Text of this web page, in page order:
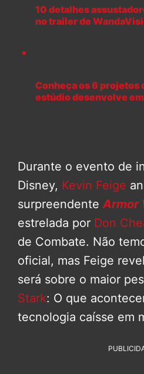
10 detalhes
no trailer de
Conheça os 6 projetos
estúdio desenvolve
Durante o evento de
Disney, Kevin Feige
surpreendente Armor
estrelada por Don
de Combate. Não
oficial, mas Feige
será sobre o maior
Stark: O que
tecnologia caísse em